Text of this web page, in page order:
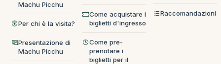
Machu Picchu
Per chi è la visita?
Presentazione di
Machu Picchu
Come acquistare i
biglietti d'ingresso
Come pre-
prenotare i
biglietti per il
Raccomandazioni